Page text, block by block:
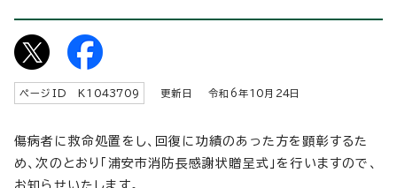
ページID K 1043709 更新日 令和6年10 月 24日
傷病者に救命処置をし、回復に功績のあった方を顕彰するた
め、次のとおり「浦安市消防長感謝状贈呈式」を行いますので、
お知らせいたします。